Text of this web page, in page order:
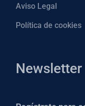
Aviso Legal
Política de cookies
Newsletter